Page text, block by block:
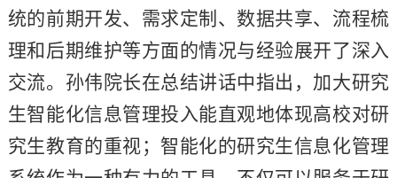
统的前期开发、需求定制、数据共享、流程梳
理和后期维护等方面的情况与经验展开了深入
交流。孙伟院长在总结讲话中指出，加大研究
生智能化信息管理投入能直观地体现高校对研
究生教育的重视；智能化的研究生信息化管理